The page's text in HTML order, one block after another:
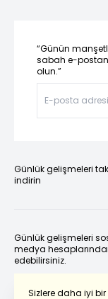
Sizlere daha iyi
“Günün
sabah e-
olun.”
Günlük gelişmeleri
indirin
Günlük gelişmeleri
medya
edebilirsiniz.